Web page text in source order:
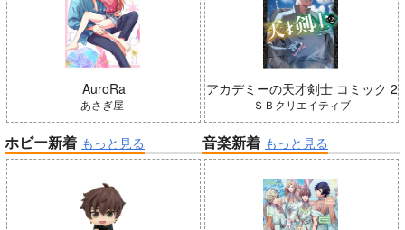
AuroRa
あさぎ屋
アカデミーの天才剣士 コミック 2
ＳＢクリエイティブ
ホビー新着 もっと見る 音楽新着 もっと見る